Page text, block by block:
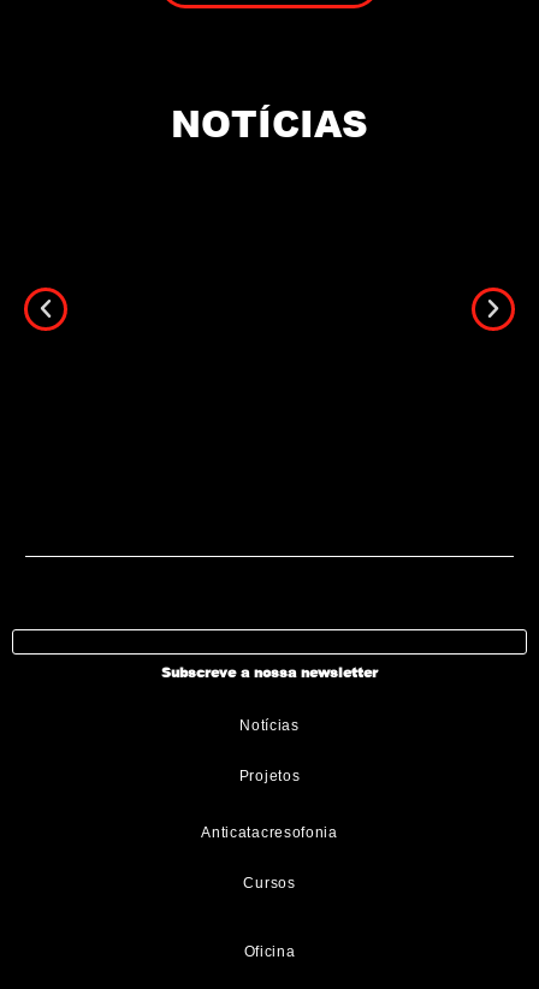
NOTÍCIAS
Subscreve a nossa newsletter
Notícias
Projetos
Anticatacresofonia
Cursos
Oficina